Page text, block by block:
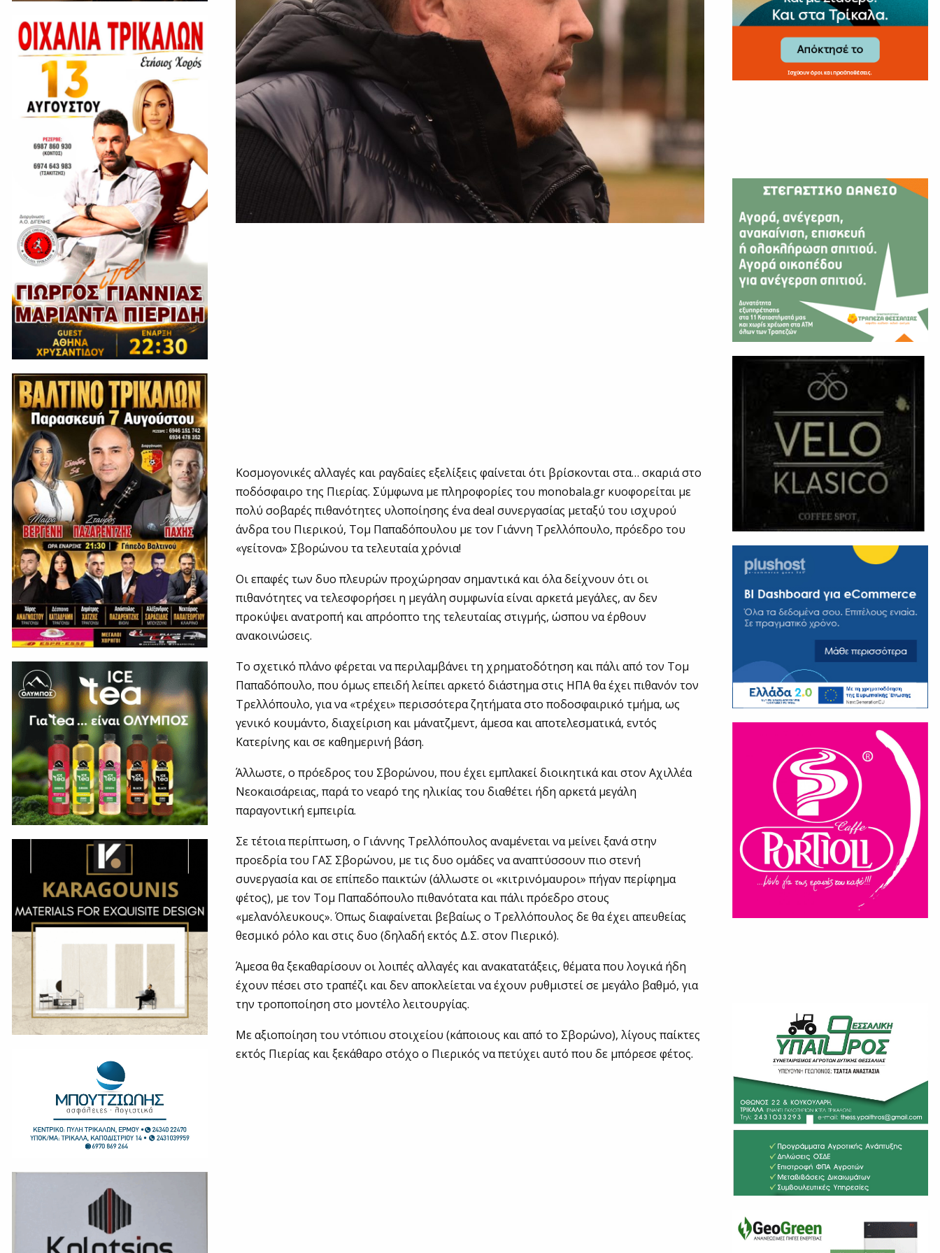
Kοσμογονικές αλλαγές και ραγδαίες εξελίξεις φαίνεται ότι βρίσκονται στα… σκαριά στο
ποδόσφαιρο της Πιερίας. Σύμφωνα με πληροφορίες του monobala.gr κυοφορείται με
πολύ σοβαρές πιθανότητες υλοποίησης ένα deal συνεργασίας μεταξύ του ισχυρού
άνδρα του Πιερικού, Τομ Παπαδόπουλου με τον Γιάννη Τρελλόπουλο, πρόεδρο του
«γείτονα» Σβορώνου τα τελευταία χρόνια!
Οι επαφές των δυο πλευρών προχώρησαν σημαντικά και όλα δείχνουν ότι οι
πιθανότητες να τελεσφορήσει η μεγάλη συμφωνία είναι αρκετά μεγάλες, αν δεν
προκύψει ανατροπή και απρόοπτο της τελευταίας στιγμής, ώσπου να έρθουν
ανακοινώσεις.
Το σχετικό πλάνο φέρεται να περιλαμβάνει τη χρηματοδότηση και πάλι από τον Τομ
Παπαδόπουλο, που όμως επειδή λείπει αρκετό διάστημα στις ΗΠΑ θα έχει πιθανόν τον
Τρελλόπουλο, για να «τρέχει» περισσότερα ζητήματα στο ποδοσφαιρικό τμήμα, ως
γενικό κουμάντο, διαχείριση και μάνατζμεντ, άμεσα και αποτελεσματικά, εντός
Κατερίνης και σε καθημερινή βάση.
Άλλωστε, ο πρόεδρος του Σβορώνου, που έχει εμπλακεί διοικητικά και στον Αχιλλέα
Νεοκαισάρειας, παρά το νεαρό της ηλικίας του διαθέτει ήδη αρκετά μεγάλη
παραγοντική εμπειρία.
Σε τέτοια περίπτωση, ο Γιάννης Τρελλόπουλος αναμένεται να μείνει ξανά στην
προεδρία του ΓΑΣ Σβορώνου, με τις δυο ομάδες να αναπτύσσουν πιο στενή
συνεργασία και σε επίπεδο παικτών (άλλωστε οι «κιτρινόμαυροι» πήγαν περίφημα
φέτος), με τον Τομ Παπαδόπουλο πιθανότατα και πάλι πρόεδρο στους
«μελανόλευκους». Όπως διαφαίνεται βεβαίως ο Τρελλόπουλος δε θα έχει απευθείας
θεσμικό ρόλο και στις δυο (δηλαδή εκτός Δ.Σ. στον Πιερικό).
Άμεσα θα ξεκαθαρίσουν οι λοιπές αλλαγές και ανακατατάξεις, θέματα που λογικά ήδη
έχουν πέσει στο τραπέζι και δεν αποκλείεται να έχουν ρυθμιστεί σε μεγάλο βαθμό, για
την τροποποίηση στο μοντέλο λειτουργίας.
Με αξιοποίηση του ντόπιου στοιχείου (κάποιους και από το Σβορώνο), λίγους παίκτες
εκτός Πιερίας και ξεκάθαρο στόχο ο Πιερικός να πετύχει αυτό που δε μπόρεσε φέτος.